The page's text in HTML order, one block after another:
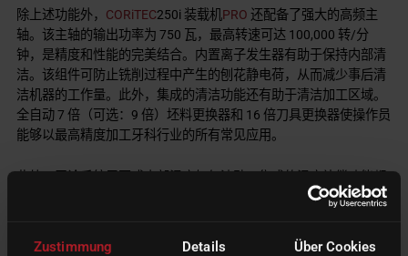
Zustimmung Details Über Cookies
除上述功能外， CORiTEC250i 装载机PRO还配备了强大的高频主
轴。该主轴的输出功率为 750 瓦，最高转速可达 100,000 转/分
钟，是精度和性能的完美结合。内置离子发生器有助于保持内部清
洁。该组件可防止铣削过程中产生的刨花静电荷，从而减少事后清
洁机器的工作量。此外，集成的清洁功能还有助于清洁加工区域。
全自动 7 倍（可选：9 倍）坯料更换器和 16 倍刀具更换器使操作员
能够以最高精度加工牙科行业的所有常见应用。
能确保始终如一的精确铣削结果。得益于机器的开放式软件结构，